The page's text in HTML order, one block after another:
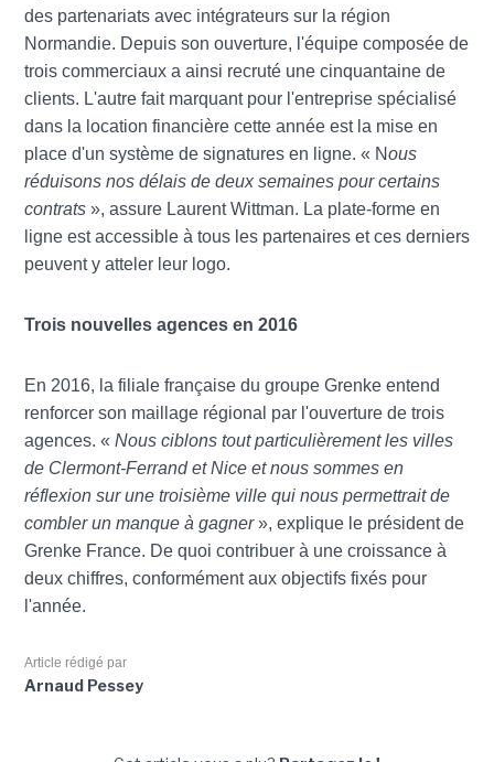
des partenariats avec intégrateurs sur la région
Normandie. Depuis son ouverture, l'équipe composée de
trois commerciaux a ainsi recruté une cinquantaine de
clients. L'autre fait marquant pour l'entreprise spécialisé
dans la location financière cette année est la mise en
place d'un système de signatures en ligne. « Nous
réduisons nos délais de deux semaines pour certains
contrats», assure Laurent Wittman. La plate-forme en
ligne est accessible à tous les partenaires et ces derniers
peuvent y atteler leur logo.
Trois nouvelles agences en 2016
En 2016, la filiale française du groupe Grenke entend
renforcer son maillage régional par l'ouverture de trois
agences. « Nous ciblons tout particulièrement les villes
de Clermont-Ferrand et Nice et nous sommes en
réflexion sur une troisième ville qui nous permettrait de
combler un manque à gagner», explique le président de
Grenke France. De quoi contribuer à une croissance à
deux chiffres, conformément aux objectifs fixés pour
l'année.
Article rédigé par
Arnaud Pessey